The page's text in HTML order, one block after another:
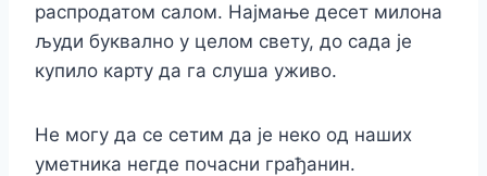
распродатом салом. Најмање десет милона
људи буквално у целом свету, до сада је
купило карту да га слуша уживо.
Не могу да се сетим да је неко од наших
уметника негде почасни грађанин.